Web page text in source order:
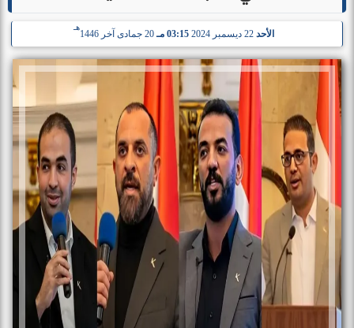
الأحد 03:15 مـ 20 جمادى آخر 1446
هـ